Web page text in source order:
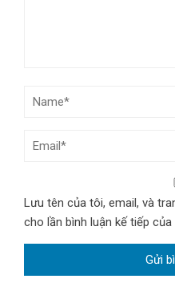
Lưu tên của tôi, email, và
cho lần bình luận kế tiếp của